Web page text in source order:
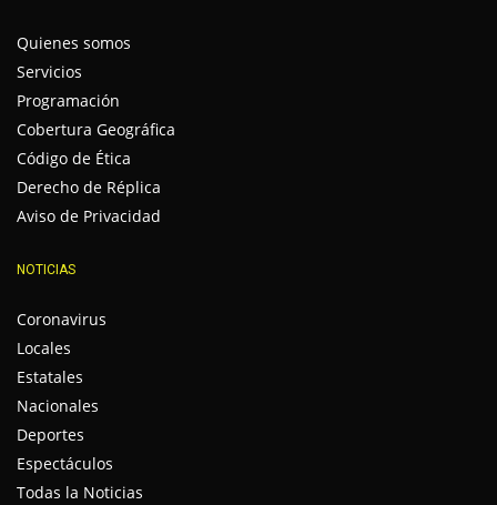
Quienes somos
Servicios
Programación
Cobertura Geográfica
Código de Ética
Derecho de Réplica
Aviso de Privacidad
NOTICIAS
Coronavirus
Locales
Estatales
Nacionales
Deportes
Espectáculos
Todas la Noticias